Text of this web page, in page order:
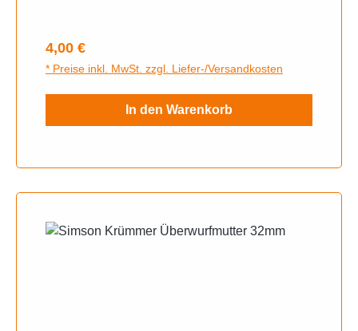
Regulärer Preis:
4,00 €
* Preise inkl. MwSt. zzgl. Liefer-/Versandkosten
In den Warenkorb